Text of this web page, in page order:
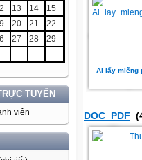
13 14
15
20 21
22
27 28
29
TUYẾN
viên
Ai lấy miếng
DOC_PDF